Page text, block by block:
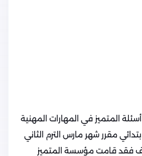
المتميز في المهارات المهنية
مقرر شهر مارس الترم الثاني
فقد قامت مؤسسة المتميز